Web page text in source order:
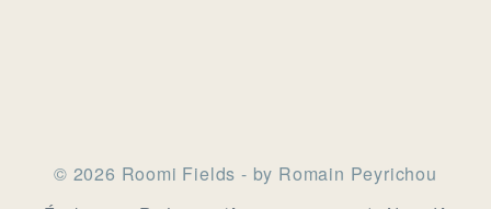
© 2026 Roomi Fields - by Romain Peyrichou